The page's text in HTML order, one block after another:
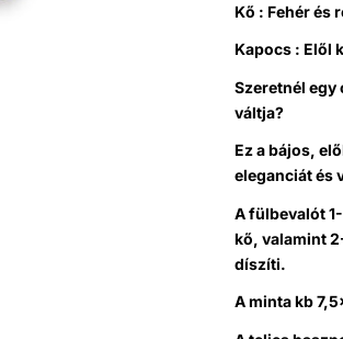
Kő : Fehér és
Kapocs : Elől
Szeretnél egy
váltja?
Ez a bájos,
eleganciát és
A fülbevalót
kő, valamint
díszíti.
A minta kb